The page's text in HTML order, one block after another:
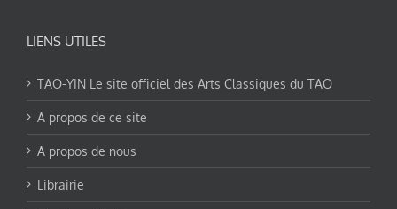
LIENS UTILES
TAO-YIN Le site officiel des Arts Classiques du TAO
A propos de ce site
A propos de nous
Librairie